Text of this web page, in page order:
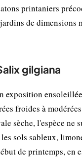
printaniers
de
gilgiana
froides à
sèche, l'espèce ne
sols sableux,
de printemps, en